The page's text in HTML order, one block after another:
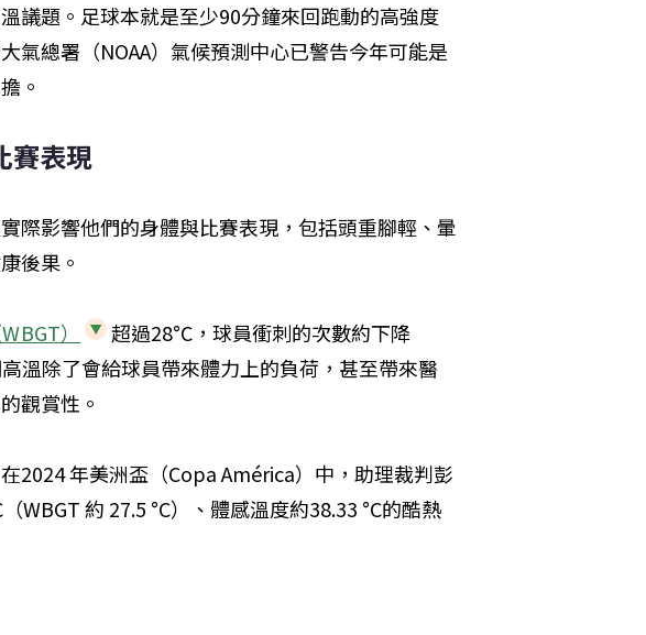
議題。足球本就是至少90分鐘來回跑動的高強度
氣總署（NOAA）氣候預測中心已警告今年可能是
。
賽表現
際影響他們的身體與比賽表現，包括頭重腳輕、暈
後果。
）
超過28°C，球員衝刺的次數約下降
溫除了會給球員帶來體力上的負荷，甚至帶來醫
觀賞性。
2024 年美洲盃（Copa América）中，助理裁判彭
約 27.5 °C）、體感溫度約38.33 °C的酷熱